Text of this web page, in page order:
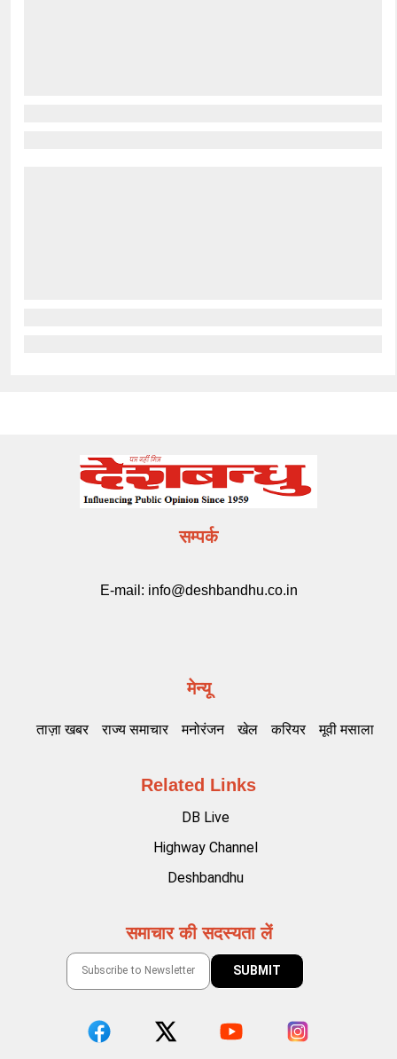
सम्पर्क
E-mail: info@deshbandhu.co.in
मेन्यू
ताज़ा खबर राज्य समाचार मनोरंजन खेल करियर मूवी मसाला
Related Links
DB Live
Highway Channel
Deshbandhu
समाचार की सदस्यता लें